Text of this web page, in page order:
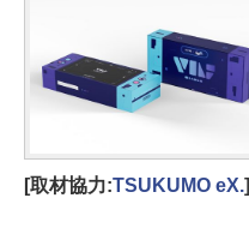
[取材協力:TSUKUMO eX.]